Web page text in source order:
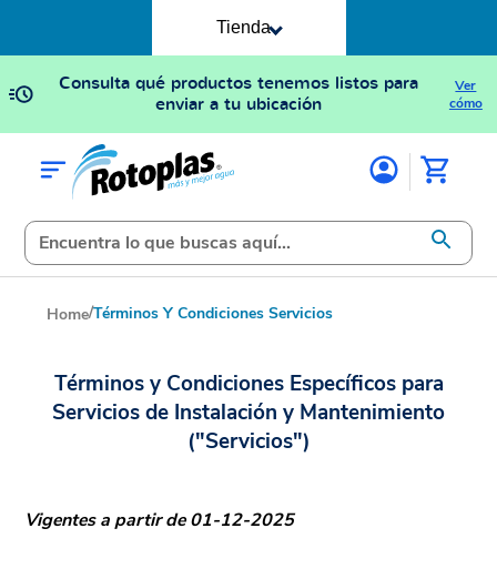
Tienda
Consulta qué productos tenemos listos para
enviar a tu ubicación
Ver
cómo
Home/Términos Y Condiciones Servicios
Términos y Condiciones Específicos para
Servicios de Instalación y Mantenimiento
("Servicios")
Vigentes a partir de 01-12-2025